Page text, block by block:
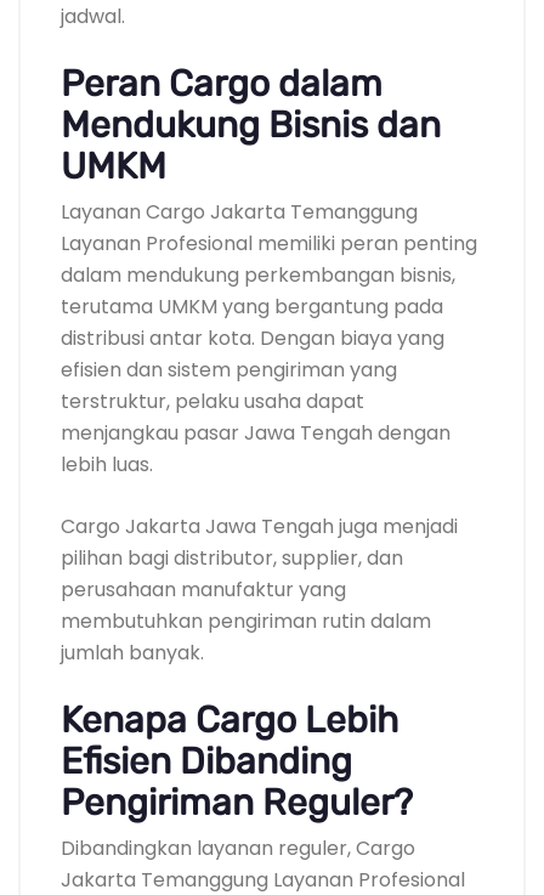
jadwal.
Peran Cargo dalam
Mendukung Bisnis dan
UMKM
Layanan Cargo Jakarta Temanggung
Layanan Profesional memiliki peran penting
dalam mendukung perkembangan bisnis,
terutama UMKM yang bergantung pada
distribusi antar kota. Dengan biaya yang
efisien dan sistem pengiriman yang
terstruktur, pelaku usaha dapat
menjangkau pasar Jawa Tengah dengan
lebih luas.
Cargo Jakarta Jawa Tengah juga menjadi
pilihan bagi distributor, supplier, dan
perusahaan manufaktur yang
membutuhkan pengiriman rutin dalam
jumlah banyak.
Kenapa Cargo Lebih
Efisien Dibanding
Pengiriman Reguler?
Dibandingkan layanan reguler, Cargo
Jakarta Temanggung Layanan Profesional